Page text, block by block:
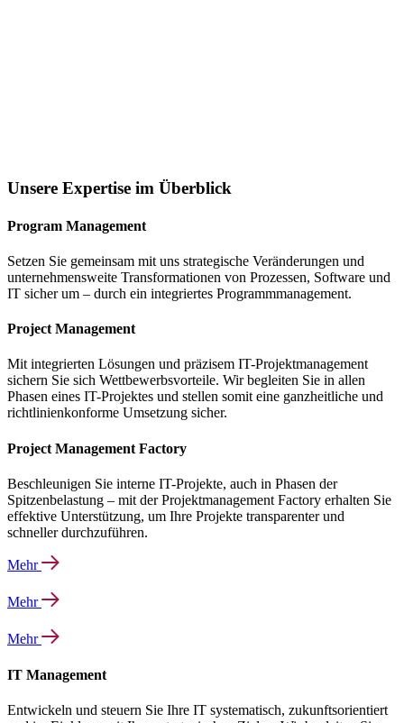
Unsere Expertise im Überblick
Program Management
Setzen Sie gemeinsam mit uns strategische Veränderungen und
unternehmensweite Transformationen von Prozessen, Software und
IT sicher um – durch ein integriertes Programmmanagement.
Project Management
Mit integrierten Lösungen und präzisem IT-Projektmanagement
sichern Sie sich Wettbewerbsvorteile. Wir begleiten Sie in allen
Phasen eines IT-Projektes und stellen somit eine ganzheitliche und
richtlinienkonforme Umsetzung sicher.
Project Management Factory
Beschleunigen Sie interne IT-Projekte, auch in Phasen der
Spitzenbelastung – mit der Projektmanagement Factory erhalten Sie
effektive Unterstützung, um Ihre Projekte transparenter und
schneller durchzuführen.
Mehr
Mehr
Mehr
IT Management
Entwickeln und steuern Sie Ihre IT systematisch, zukunftsorientiert